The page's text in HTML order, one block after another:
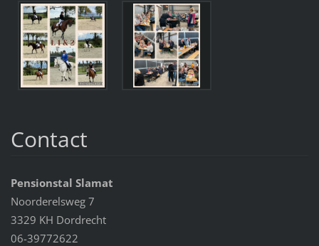
Contact
Pensionstal Slamat
Noorderelsweg 7
3329 KH Dordrecht
06-39772622